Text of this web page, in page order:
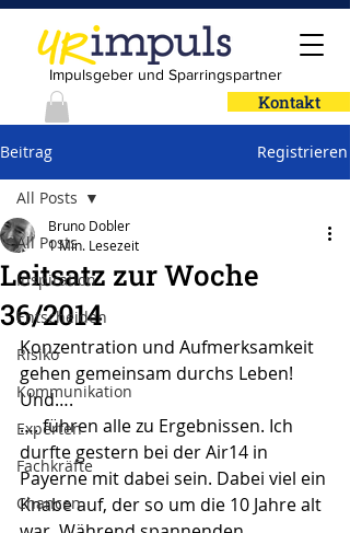
Impulsgeber und Sparringspartner
Kontakt
Beitrag Registrieren
All Posts
Inspiration
Entscheiden
Risiko
Kommunikation
Experten
Fachkräfte
Chancen
All Posts
Leitsatz zur Woche
36/2014
Bruno Dobler
1 Min. Lesezeit
Konzentration und Aufmerksamkeit
gehen gemeinsam durchs Leben!
Und….
…. führen alle zu Ergebnissen. Ich
durfte gestern bei der Air14 in
Payerne mit dabei sein. Dabei viel ein
Knabe auf, der so um die 10 Jahre alt